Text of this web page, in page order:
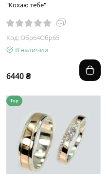
"Кохаю тебе"
Код: Обр64Обр65
В наличии
6440 ₴
Top